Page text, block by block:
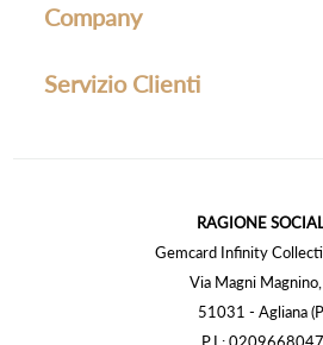
Company
Servizio Clienti
RAGIONE
Gemcard Infinity
Via Magni
51031 - Agliana
P.I.: